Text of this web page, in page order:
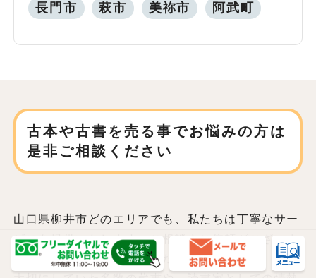
長門市 萩市 美祢市 阿武町
古本や古書を売る事でお悩みの方は
是非ご相談ください
山口県柳井市どのエリアでも、私たちは丁寧なサー
ビスを提供いたします。ご相談やご依頼がございま
したら、お気軽にご連絡ください。